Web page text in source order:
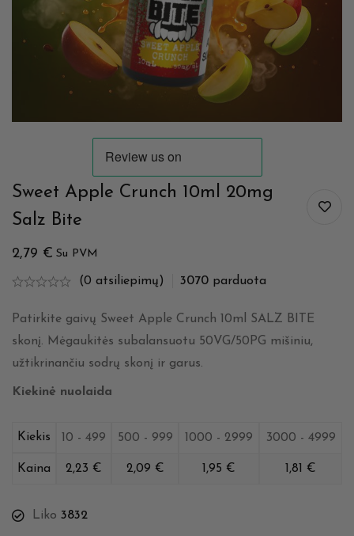
Sweet Apple Crunch 10ml 20mg
Salz Bite
2,79 € Su PVM
(0 atsiliepimų) 3070 parduota
Patirkite gaivų Sweet Apple Crunch 10ml SALZ BITE
skonį. Mėgaukitės subalansuotu 50VG/50PG mišiniu,
užtikrinančiu sodrų skonį ir garus.
Kiekinė nuolaida
Kiekis 10 - 499 500 - 999 1000 - 2999 3000 - 4999
Kaina 2,23 € 2,09 € 1,95 € 1,81 €
Liko 3832